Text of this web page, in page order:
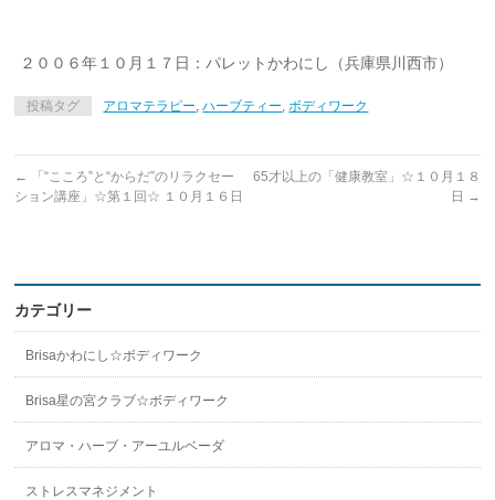
２００６年１０月１７日：パレットかわにし（兵庫県川西市）
投稿タグ アロマテラピー,ハーブティー,ボディワーク
←
「“こころ”と“からだ”のリラクセー
ション講座」☆第１回☆ １０月１６日
65才以上の「健康教室」☆１０月１８
日 →
カテゴリー
Brisaかわにし☆ボディワーク
Brisa星の宮クラブ☆ボディワーク
アロマ・ハーブ・アーユルベーダ
ストレスマネジメント